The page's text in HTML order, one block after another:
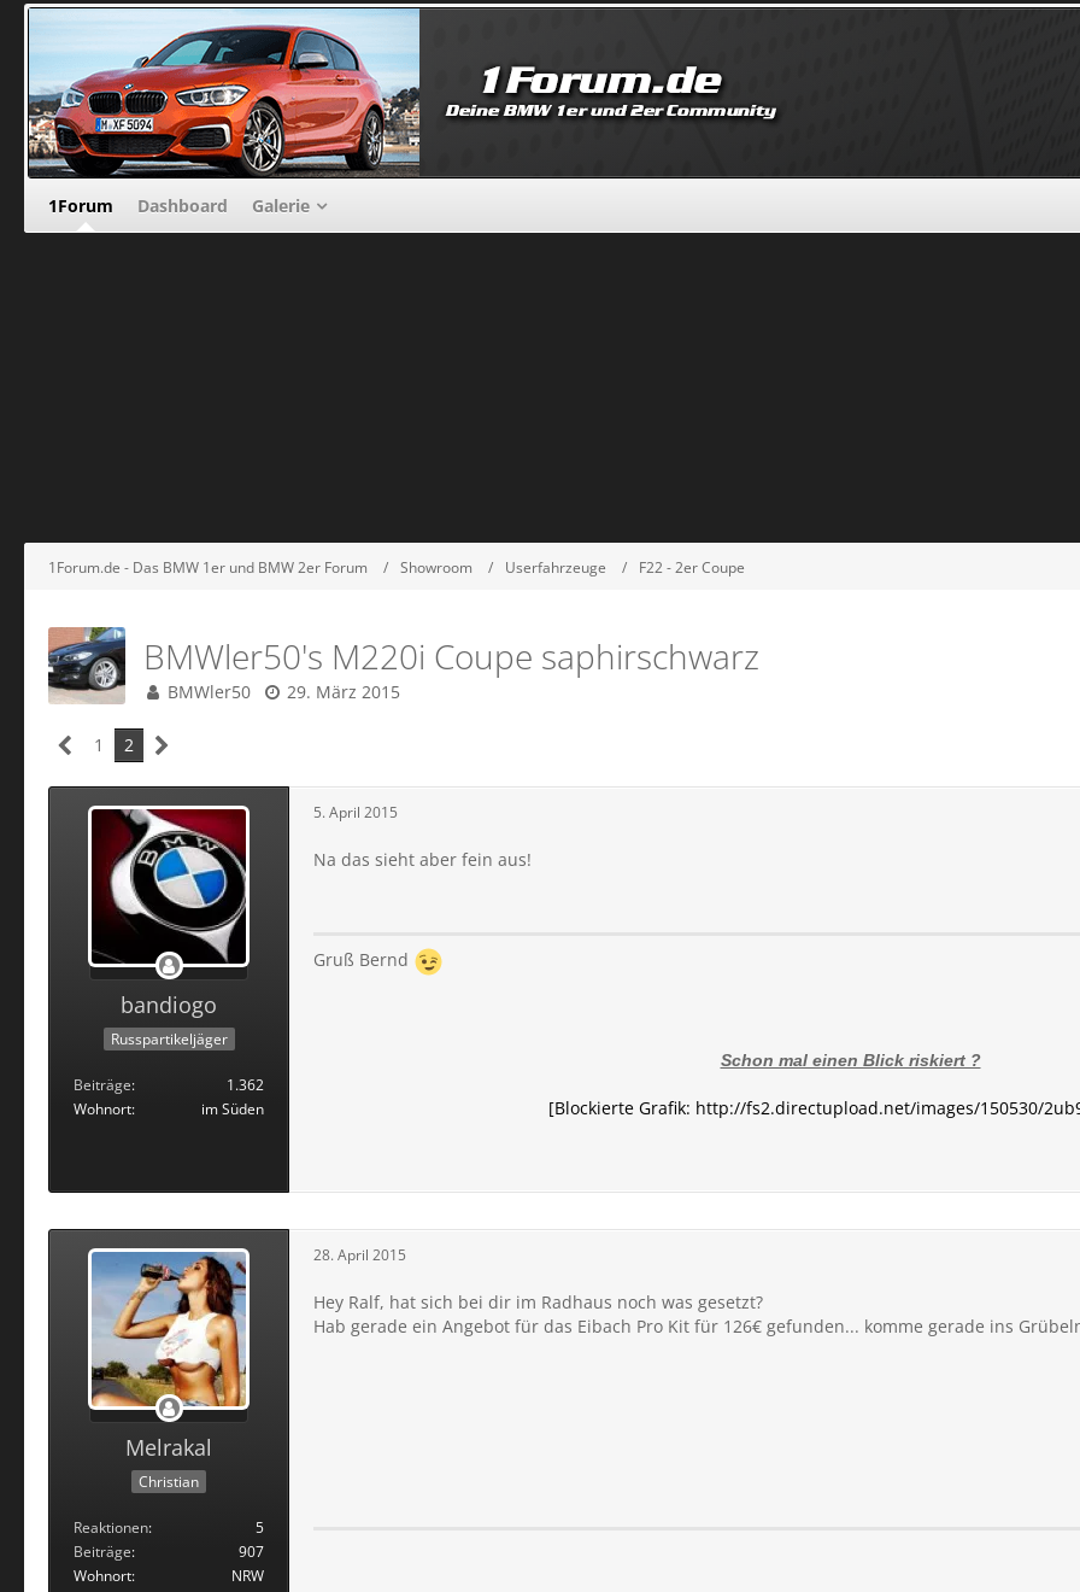
1Forum Dashboard Galerie
1Forum.de - Das BMW 1er und BMW 2er Forum Showroom Userfahrzeuge F22 - 2er Coupe
BMWler50's M220i Coupe saphirschwarz
BMWler50 29. März 2015
1 2
bandiogo
Russpartikeljäger
Beiträge
1.362
Wohnort
im Süden
5. April 2015
Na das sieht aber fein aus!
Gruß Bernd
Schon mal einen Blick riskiert ?
[Blockierte Grafik: http://fs2.directupload.net/images/150530/
Melrakal
Christian
Reaktionen
5
Beiträge
907
Wohnort
NRW
28. April 2015
Hey Ralf, hat sich bei dir im Radhaus noch was gesetzt?
Hab gerade ein Angebot für das Eibach Pro Kit für 126€ gefunden... komme gerade ins